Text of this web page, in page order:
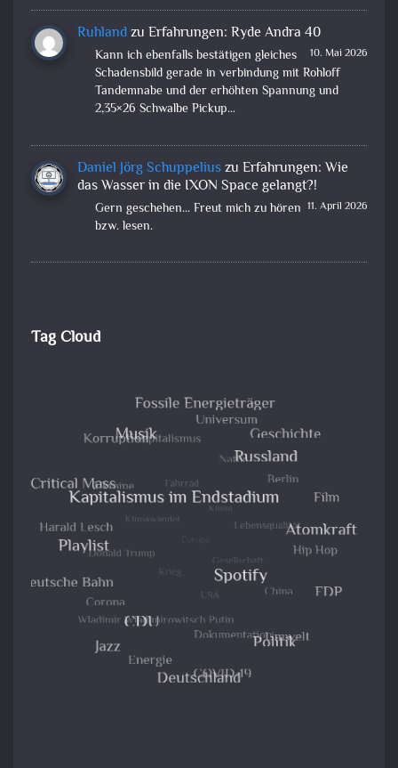
Ruhlandzu Erfahrungen: Ryde Andra 40
10. Mai 2026
Kann ich ebenfalls bestätigen gleiches
Schadensbild gerade in verbindung mit Rohloff
Tandemnabe und der erhöhten Spannung und
2,35×26 Schwalbe Pickup…
Daniel Jörg Schuppeliuszu Erfahrungen: Wie
das Wasser in die IXON Space gelangt?!
11. April 2026
Gern geschehen... Freut mich zu hören
bzw. lesen.
Tag Cloud